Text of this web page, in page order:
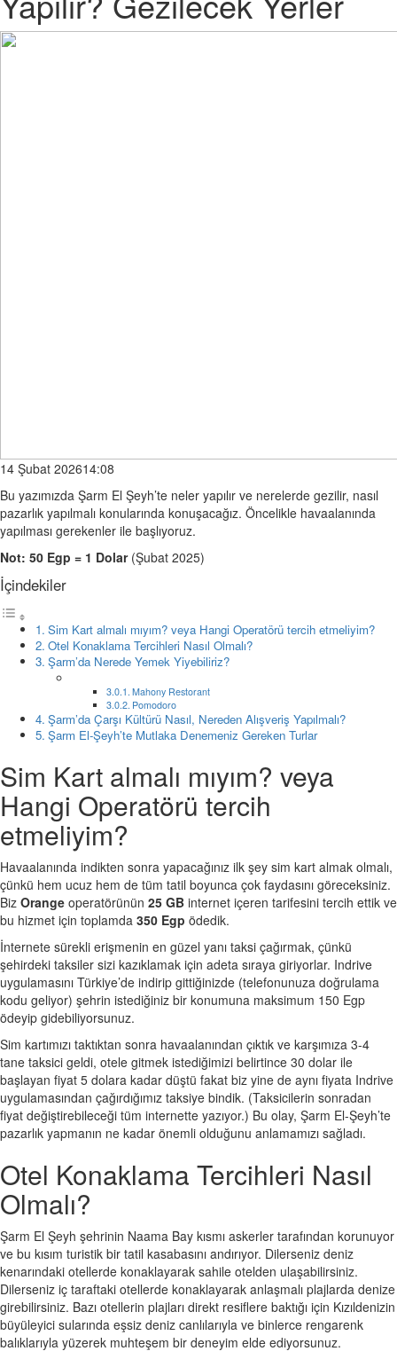
14 Şubat 202614:08
Bu yazımızda Şarm El Şeyh’te neler yapılır ve nerelerde gezilir, nasıl
pazarlık yapılmalı konularında konuşacağız. Öncelikle havaalanında
yapılması gerekenler ile başlıyoruz.
Not: 50 Egp = 1 Dolar (Şubat 2025)
İçindekiler
Sim Kart almalı mıyım? veya Hangi Operatörü tercih etmeliyim?
Otel Konaklama Tercihleri Nasıl Olmalı?
Şarm’da Nerede Yemek Yiyebiliriz?
Mahony Restorant
Pomodoro
Şarm’da Çarşı Kültürü Nasıl, Nereden Alışveriş Yapılmalı?
Şarm El-Şeyh’te Mutlaka Denemeniz Gereken Turlar
Sim Kart almalı mıyım? veya
Hangi Operatörü tercih
etmeliyim?
Havaalanında indikten sonra yapacağınız ilk şey sim kart almak olmalı,
çünkü hem ucuz hem de tüm tatil boyunca çok faydasını göreceksiniz.
Biz Orange operatörünün 25 GB internet içeren tarifesini tercih ettik ve
bu hizmet için toplamda 350 Egp ödedik.
İnternete sürekli erişmenin en güzel yanı taksi çağırmak, çünkü
şehirdeki taksiler sizi kazıklamak için adeta sıraya giriyorlar. Indrive
uygulamasını Türkiye’de indirip gittiğinizde (telefonunuza doğrulama
kodu geliyor) şehrin istediğiniz bir konumuna maksimum 150 Egp
ödeyip gidebiliyorsunuz.
Sim kartımızı taktıktan sonra havaalanından çıktık ve karşımıza 3-4
tane taksici geldi, otele gitmek istediğimizi belirtince 30 dolar ile
başlayan fiyat 5 dolara kadar düştü fakat biz yine de aynı fiyata Indrive
uygulamasından çağırdığımız taksiye bindik. (Taksicilerin sonradan
fiyat değiştirebileceği tüm internette yazıyor.) Bu olay, Şarm El-Şeyh’te
pazarlık yapmanın ne kadar önemli olduğunu anlamamızı sağladı.
Otel Konaklama Tercihleri Nasıl
Olmalı?
Şarm El Şeyh şehrinin Naama Bay kısmı askerler tarafından korunuyor
ve bu kısım turistik bir tatil kasabasını andırıyor. Dilerseniz deniz
kenarındaki otellerde konaklayarak sahile otelden ulaşabilirsiniz.
Dilerseniz iç taraftaki otellerde konaklayarak anlaşmalı plajlarda denize
girebilirsiniz. Bazı otellerin plajları direkt resiflere baktığı için Kızıldenizin
büyüleyici sularında eşsiz deniz canlılarıyla ve binlerce rengarenk
balıklarıyla yüzerek muhteşem bir deneyim elde ediyorsunuz.